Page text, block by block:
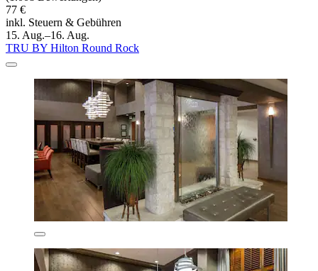
77 €
inkl. Steuern & Gebühren
15. Aug.–16. Aug.
TRU BY Hilton Round Rock